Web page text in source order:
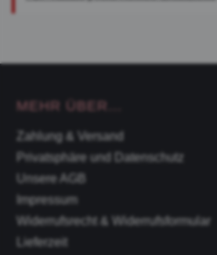
MEHR ÜBER...
Zahlung & Versand
Privatsphäre und Datenschutz
Unsere AGB
Impressum
Widerrufsrecht & Widerrufsformular
Lieferzeit